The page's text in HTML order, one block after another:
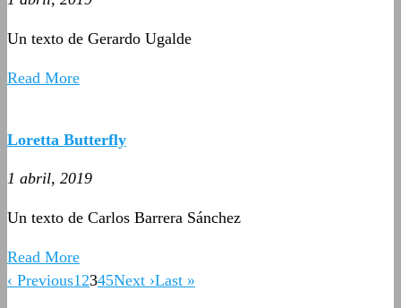
Un texto de Gerardo Ugalde
Read More
Loretta Butterfly
1 abril, 2019
Un texto de Carlos Barrera Sánchez
Read More
‹ Previous1 2345Next ›Last »